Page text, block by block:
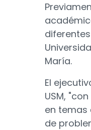
María.
El
USM,
en temas
de